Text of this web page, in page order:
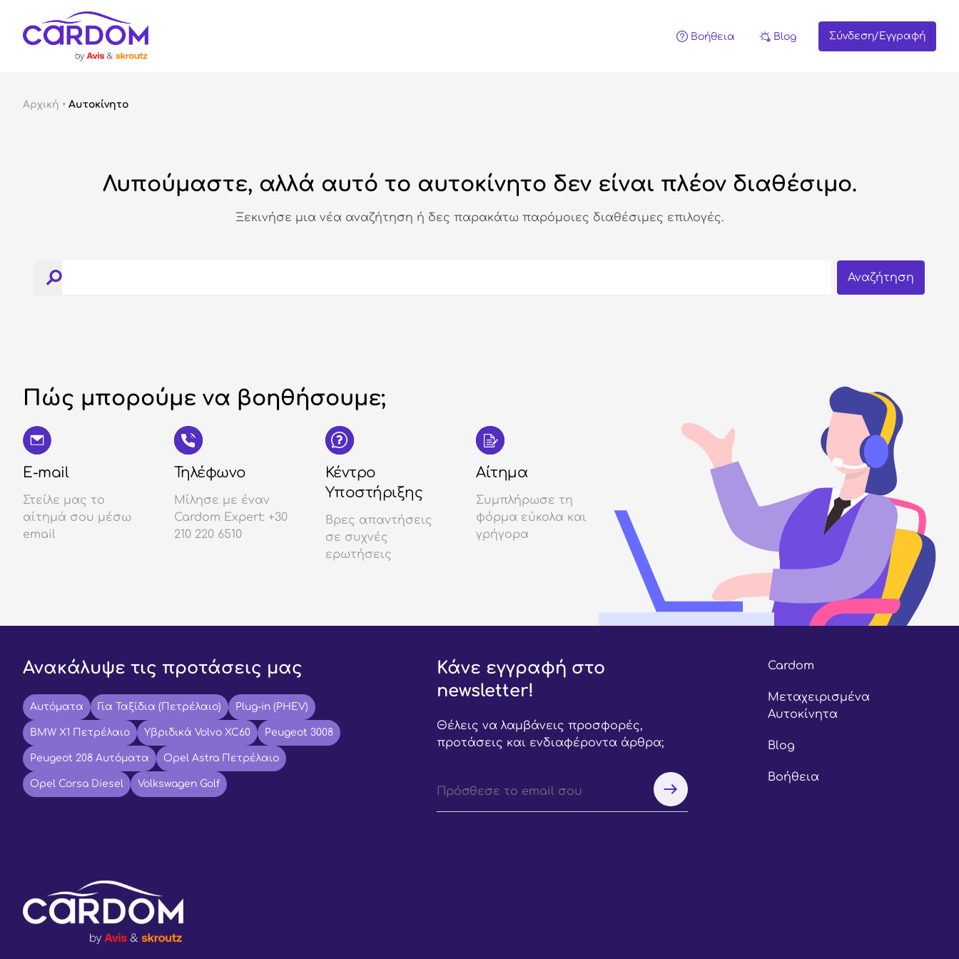
Βοήθεια Blog Σύνδεση/Εγγραφή
Αρχική • Αυτοκίνητο
Λυπούμαστε, αλλά αυτό το αυτοκίνητο δεν είναι πλέον διαθέσιμο.
Ξεκινήσε μια νέα αναζήτηση ή δες παρακάτω παρόμοιες διαθέσιμες επιλογές.
Αναζήτηση
Πώς μπορούμε να βοηθήσουμε;
E-mail
Στείλε μας το
αίτημά σου μέσω
email
Τηλέφωνο
Μίλησε με έναν
Cardom Expert: +30
210 220 6510
Κέντρο
Υποστήριξης
Βρες απαντήσεις
σε συχνές
ερωτήσεις
Αίτημα
Συμπλήρωσε τη
φόρμα εύκολα και
γρήγορα
Ανακάλυψε τις προτάσεις μας
Αυτόματα Για Ταξίδια (Πετρέλαιο) Plug-in (PHEV)
BMW X1 Πετρέλαιο Υβριδικά Volvo XC60 Peugeot 3008
Peugeot 208 Αυτόματα Opel Astra Πετρέλαιο
Opel Corsa Diesel Volkswagen Golf
Κάνε εγγραφή στο
newsletter!
Θέλεις να λαμβάνεις προσφορές,
προτάσεις και ενδιαφέροντα άρθρα;
Cardom
Μεταχειρισμένα
Αυτοκίνητα
Blog
Βοήθεια